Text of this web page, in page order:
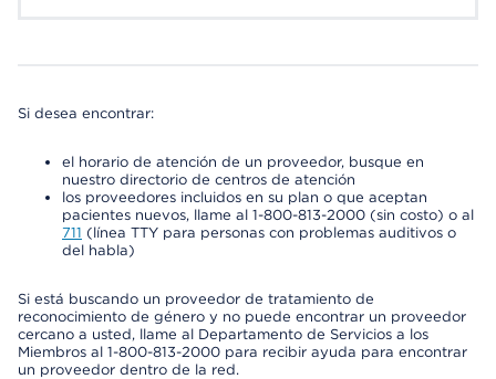
Si desea encontrar:
el horario de atención de un proveedor, busque en
nuestro directorio de centros de atención
los proveedores incluidos en su plan o que aceptan
pacientes nuevos, llame al 1-800-813-2000 (sin costo) o al
711 (línea TTY para personas con problemas auditivos o
del habla)
Si está buscando un proveedor de tratamiento de
reconocimiento de género y no puede encontrar un proveedor
cercano a usted, llame al Departamento de Servicios a los
Miembros al 1-800-813-2000 para recibir ayuda para encontrar
un proveedor dentro de la red.